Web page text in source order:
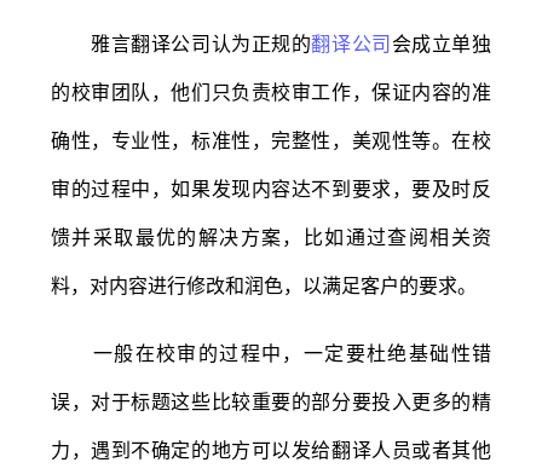
雅言翻译公司认为正规的翻译公司会成立单独
的校审团队，他们只负责校审工作，保证内容的准
确性，专业性，标准性，完整性，美观性等。在校
审的过程中，如果发现内容达不到要求，要及时反
馈并采取最优的解决方案，比如通过查阅相关资
料，对内容进行修改和润色，以满足客户的要求。
一般在校审的过程中，一定要杜绝基础性错
误，对于标题这些比较重要的部分要投入更多的精
力，遇到不确定的地方可以发给翻译人员或者其他